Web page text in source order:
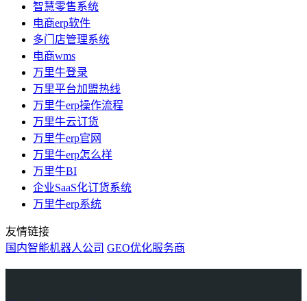
智慧零售系统
电商erp软件
多门店管理系统
电商wms
万里牛登录
万里平台加盟热线
万里牛erp操作流程
万里牛云订货
万里牛erp官网
万里牛erp怎么样
万里牛BI
企业SaaS化订货系统
万里牛erp系统
友情链接
国内智能机器人公司 GEO优化服务商